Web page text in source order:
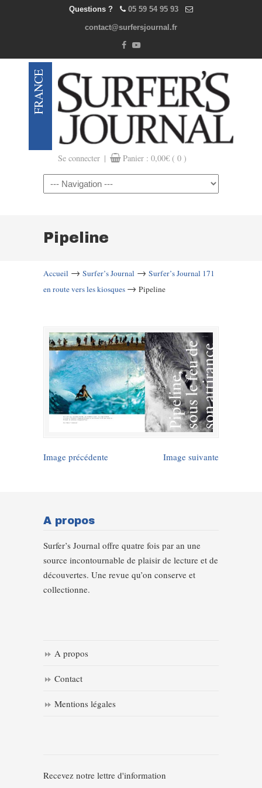
Questions ? 05 59 54 95 93
contact@surfersjournal.fr
Se connecter | Panier : 0,00€ ( 0 )
Navigation
Pipeline
Accueil → Surfer’s Journal → Surfer’s Journal 171
en route vers les kiosques → Pipeline
Image précédente Image suivante
A propos
Surfer’s Journal offre quatre fois par an une
source incontournable de plaisir de lecture et de
découvertes. Une revue qu’on conserve et
collectionne.
A propos
Contact
Mentions légales
Recevez notre lettre d'information